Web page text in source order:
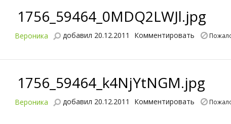
1756_59464_0MDQ2LWJl.jpg
Вероника добавил 20.12.2011 Комментировать
1756_59464_k4NjYtNGM.jpg
Вероника добавил 20.12.2011 Комментировать